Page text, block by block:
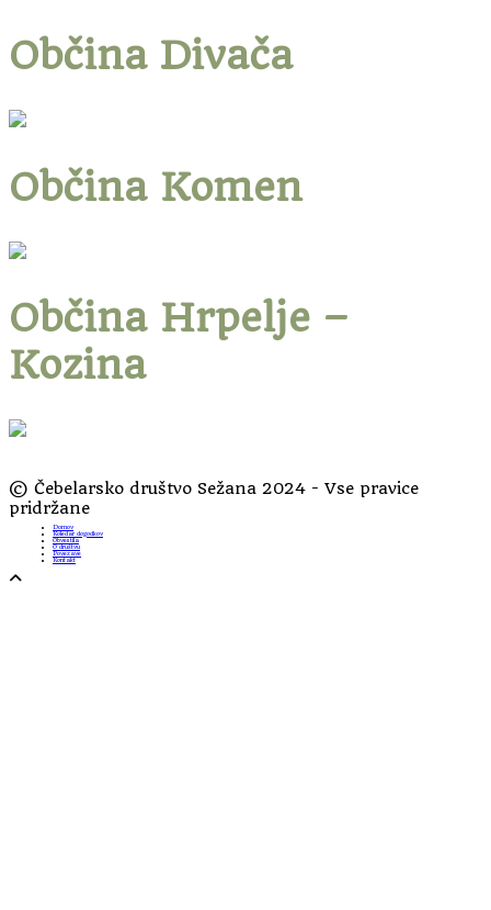
Občina Divača
Občina Komen
Občina Hrpelje –
Kozina
© Čebelarsko društvo Sežana 2024 - Vse pravice
pridržane
Domov
Koledar dogodkov
Obvestila
O društvu
Povezave
Kontakt